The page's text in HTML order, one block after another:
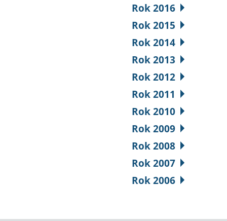
Rok 2016
Rok 2015
Rok 2014
Rok 2013
Rok 2012
Rok 2011
Rok 2010
Rok 2009
Rok 2008
Rok 2007
Rok 2006